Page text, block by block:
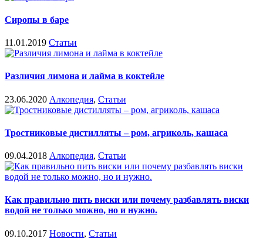
Сиропы в баре
11.01.2019 Статьи
Различия лимона и лайма в коктейле
23.06.2020 Алкопедия, Статьи
Тростниковые дистилляты – ром, агриколь, кашаса
09.04.2018 Алкопедия, Статьи
Как правильно пить виски или почему разбавлять виски
водой не только можно, но и нужно.
09.10.2017 Новости, Статьи